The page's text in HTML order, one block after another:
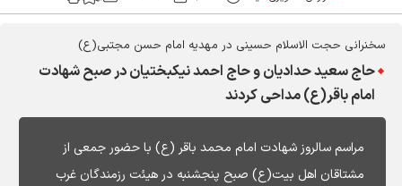
سخنرانی حجت الاسلام حسینی در مهدیه امام حسن مجتبی(ع)
حاج سعید حدادیان و حاج احمد نیکبختیان در صبح شهادت
امام باقر(ع) مداحی کردند
مراسم سالروز شهادت امام محمد باقر (ع) با حضور جمعی از
مشتاقان اهل بیت(ع) صبح پنجشنبه در هیئت رزمندگان غرب